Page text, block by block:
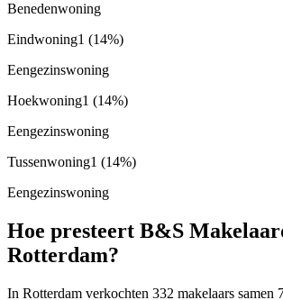
Benedenwoning
Eindwoning1 (14%)
Eengezinswoning
Hoekwoning1 (14%)
Eengezinswoning
Tussenwoning1 (14%)
Eengezinswoning
Hoe presteert B&S
Rotterdam?
In Rotterdam verkochten 332 makelaars samen